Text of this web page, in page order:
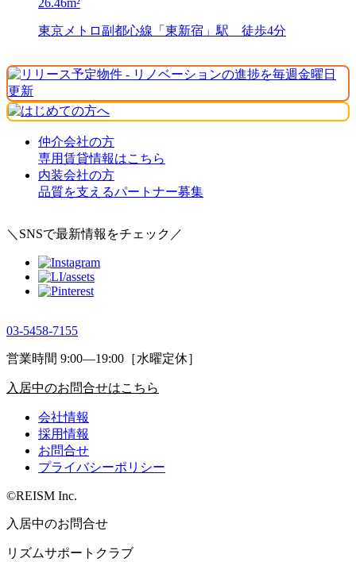
26.46m²
東京メトロ副都心線「東新宿」駅 徒歩4分
仲介会社の方
専用賃貸情報はこちら
内装会社の方
品質を支えるパートナー募集
＼SNSで最新情報をチェック／
03-5458-7155
営業時間 9:00―19:00［水曜定休］
入居中のお問合せはこちら
会社情報
採用情報
お問合せ
プライバシーポリシー
©REISM Inc.
入居中のお問合せ
リズムサポートクラブ